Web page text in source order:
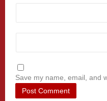
Save my name, email, and